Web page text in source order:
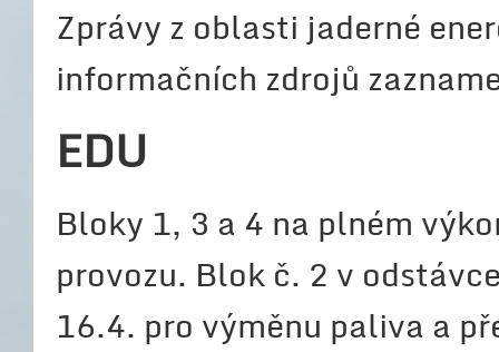
Zprávy z oblasti jaderné
informačních zdrojů
EDU
Bloky 1, 3 a 4 na plném
provozu. Blok č. 2 v
16.4. pro výměnu paliva a